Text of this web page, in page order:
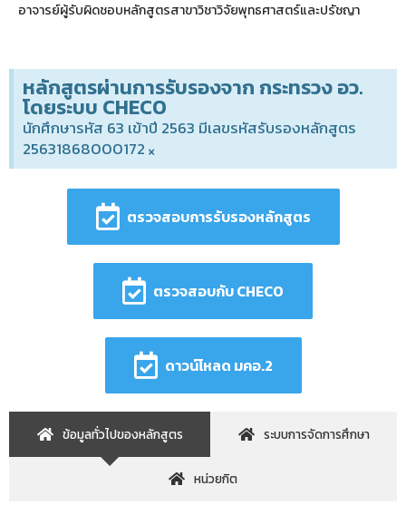
อาจารย์ผู้รับผิดชอบหลักสูตรสาขาวิชาวิจัยพุทธศาสตร์และปรัชญา
หลักสูตรผ่านการรับรองจาก กระทรวง อว.
โดยระบบ CHECO
นักศึกษารหัส 63 เข้าปี 2563 มีเลขรหัสรับรองหลักสูตร
25631868000172×
ตรวจสอบการรับรองหลักสูตร
ตรวจสอบกับ CHECO
ดาวน์โหลด มคอ.2
ข้อมูลทั่วไปของหลักสูตร ระบบการจัดการศึกษา
หน่วยกิต